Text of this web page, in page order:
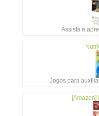
Assista e
Jogos para
[Amazon]